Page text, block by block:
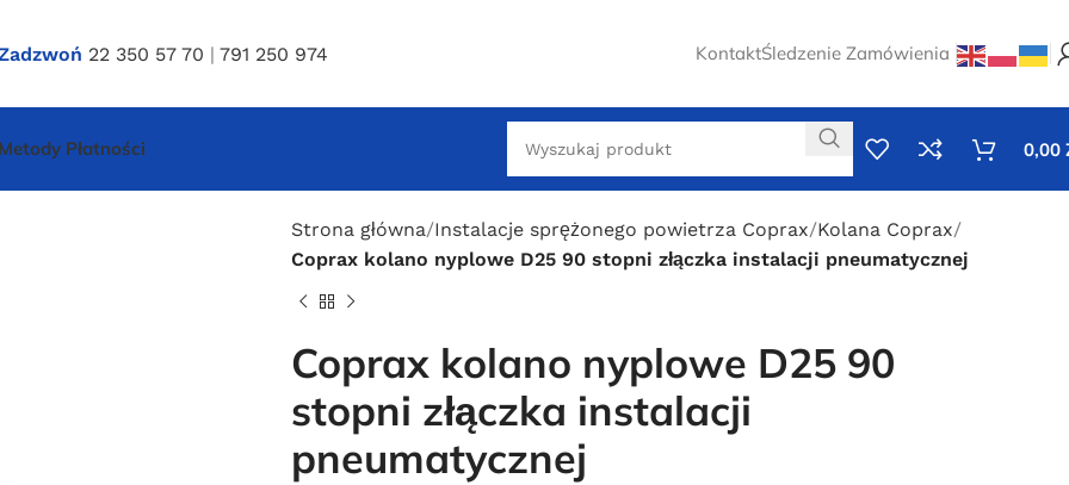
22 350 57 70 |791 250 974 KontaktŚledzenie Zamówienia
Metody Płatności 0,00
Strona główna Instalacje sprężonego powietrza Coprax Kolana Coprax
Coprax kolano nyplowe D25 90 stopni złączka instalacji pneumatycznej
Coprax kolano nyplowe D25 90
stopni złączka instalacji
pneumatycznej